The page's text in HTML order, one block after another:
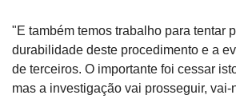
"E também temos trabalho para tentar
durabilidade deste procedimento e a
de terceiros. O importante foi cessar
mas a investigação vai prosseguir,